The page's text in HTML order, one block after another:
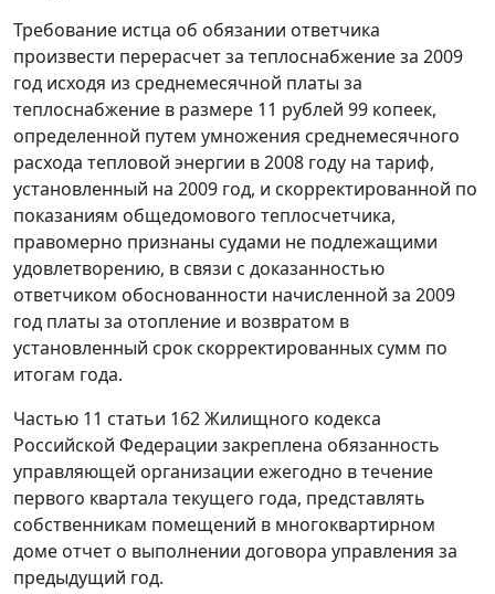
Требование истца об обязании ответчика
произвести перерасчет за теплоснабжение за 2009
год исходя из среднемесячной платы за
теплоснабжение в размере 11 рублей 99 копеек,
определенной путем умножения среднемесячного
расхода тепловой энергии в 2008 году на тариф,
установленный на 2009 год, и скорректированной по
показаниям общедомового теплосчетчика,
правомерно признаны судами не подлежащими
удовлетворению, в связи с доказанностью
ответчиком обоснованности начисленной за 2009
год платы за отопление и возвратом в
установленный срок скорректированных сумм по
итогам года.
Частью 11 статьи 162Жилищного кодекса
Российской Федерации закреплена обязанность
управляющей организации ежегодно в течение
первого квартала текущего года, представлять
собственникам помещений в многоквартирном
доме отчет о выполнении договора управления за
предыдущий год.